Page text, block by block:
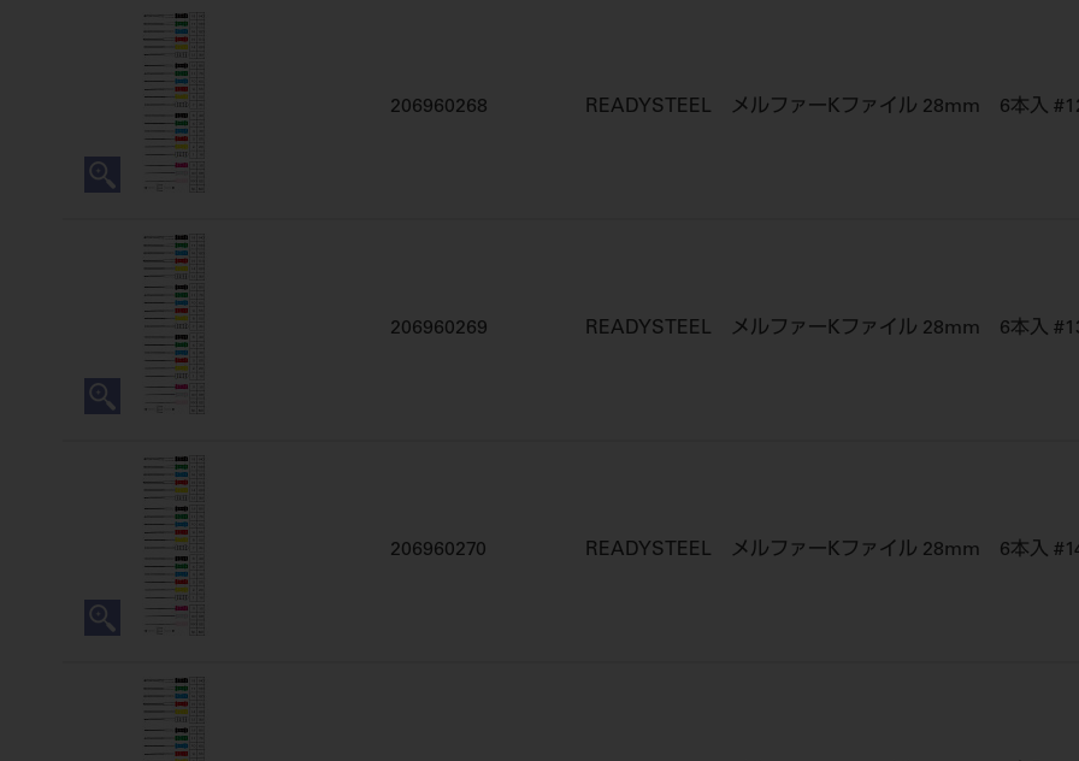
206960268 READYSTEEL メルファーKファイル 28mm 6本入
206960269 READYSTEEL メルファーKファイル 28mm 6本入
206960270 READYSTEEL メルファーKファイル 28mm 6本入